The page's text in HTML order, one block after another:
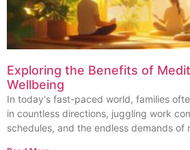
Exploring the Benefits of
Wellbeing
In today's fast-paced world, families
in countless directions, juggling work
schedules, and the endless demands of